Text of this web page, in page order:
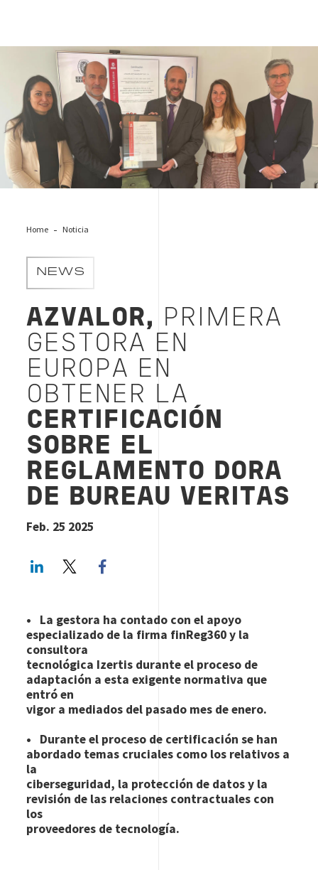
Entrega Azvalor DORA
Home Noticia
NEWS
AZVALOR,
PRIMERA
GESTORA EN
EUROPA EN
OBTENER LA
CERTIFICACIÓN
SOBRE EL
REGLAMENTO DORA
DE BUREAU VERITAS
Feb. 25 2025
LinkedInTwitter
• La gestora ha contado con el apoyo
especializado de la firma finReg360 y la
consultora
tecnológica Izertis durante el proceso de
adaptación a esta exigente normativa que
entró en
vigor a mediados del pasado mes de enero.
• Durante el proceso de certificación se han
abordado temas cruciales como los relativos a
la
ciberseguridad, la protección de datos y la
revisión de las relaciones contractuales con
los
proveedores de tecnología.